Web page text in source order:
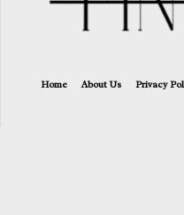
Home About Us Privacy